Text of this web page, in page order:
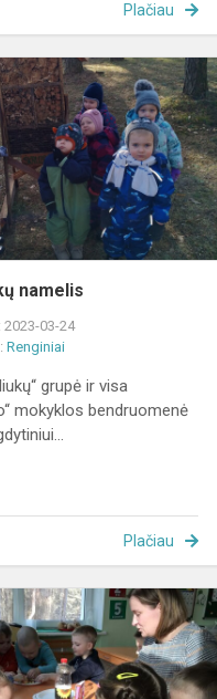
Plačiau
namelis
2023-03-24
Renginiai
grupė ir visa
mokyklos bendruomenė
Plačiau